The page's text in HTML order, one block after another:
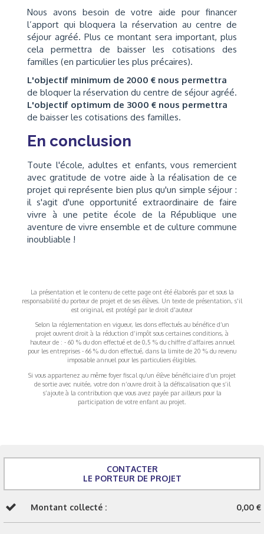
Nous avons besoin de votre aide pour financer
l’apport qui bloquera la réservation au centre de
séjour agréé. Plus ce montant sera important, plus
cela permettra de baisser les cotisations des
familles (en particulier les plus précaires).
L'objectif minimum de 2000 € nous permettra
de bloquer la réservation du centre de séjour agréé.
L'objectif optimum de 3000 € nous permettra
de baisser les cotisations des familles.
En conclusion
Toute l'école, adultes et enfants, vous remercient
avec gratitude de votre aide à la réalisation de ce
projet qui représente bien plus qu'un simple séjour :
il s'agit d'une opportunité extraordinaire de faire
vivre à une petite école de la République une
aventure de vivre ensemble et de culture commune
inoubliable !
La présentation et le contenu de cette page ont été élaborés par et sous la
responsabilité du porteur de projet et de ses élèves. Un texte de présentation, s'il
est original, est protégé par le droit d'auteur
Selon la réglementation en vigueur, les dons effectués au bénéfice d’un
projet ouvrent droit à la réduction d’impôt sous certaines conditions, à
hauteur de : - 60 % du don effectué et de 0,5 % du chiffre d’affaires annuel
pour les entreprises - 66 % du don effectué, dans la limite de 20 % du revenu
imposable annuel pour les particuliers éligibles.
Si vous appartenez au même foyer fiscal qu’un élève bénéficiaire d’un projet
de sortie avec nuitée, votre don n’ouvre droit à la défiscalisation que s’il
s’ajoute à la contribution que vous avez payée par ailleurs pour la
participation de votre enfant au projet.
CONTACTER
LE PORTEUR DE PROJET
Montant collecté : 0,00 €